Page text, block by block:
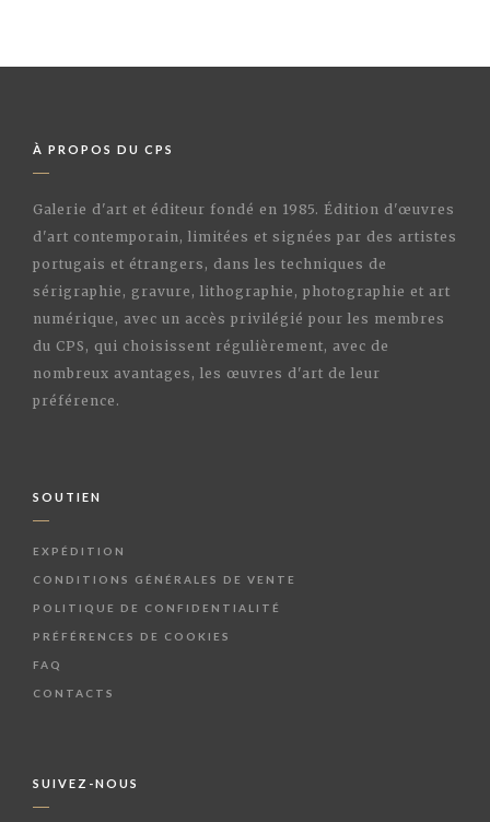
À PROPOS DU CPS
Galerie d'art et éditeur fondé en 1985. Édition d'œuvres
d'art contemporain, limitées et signées par des artistes
portugais et étrangers, dans les techniques de
sérigraphie, gravure, lithographie, photographie et art
numérique, avec un accès privilégié pour les membres
du CPS, qui choisissent régulièrement, avec de
nombreux avantages, les œuvres d'art de leur
préférence.
SOUTIEN
EXPÉDITION
CONDITIONS GÉNÉRALES DE VENTE
POLITIQUE DE CONFIDENTIALITÉ
PRÉFÉRENCES DE COOKIES
FAQ
CONTACTS
SUIVEZ-NOUS